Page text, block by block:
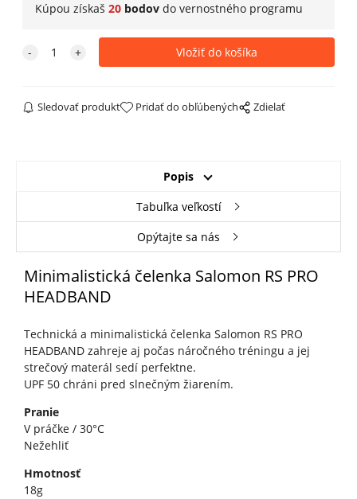
Kúpou získaš 20bodovdo vernostného programu
Sledovať produkt Pridať do obľúbených Zdielať
Popis
Tabuľka veľkostí
Opýtajte sa nás
Minimalistická čelenka Salomon RS PRO
HEADBAND
Technická a minimalistická čelenka Salomon RS PRO
HEADBAND zahreje aj počas náročného tréningu a jej
strečový materál sedí perfektne.
UPF 50 chráni pred slnečným žiarením.
Pranie
V práčke / 30°C
Nežehliť
Hmotnosť
18g